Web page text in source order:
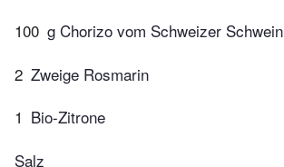
100 g Chorizo vom Schweizer Schwein
2 Zweige Rosmarin
1 Bio-Zitrone
Salz